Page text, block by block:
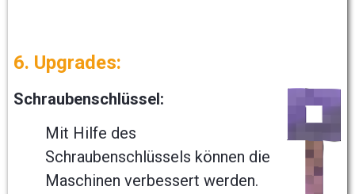
6. Upgrades:
Schraubenschlüssel:
Mit Hilfe des
Schraubenschlüssels können die
Maschinen verbessert werden.